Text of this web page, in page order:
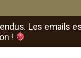
Les emails
!